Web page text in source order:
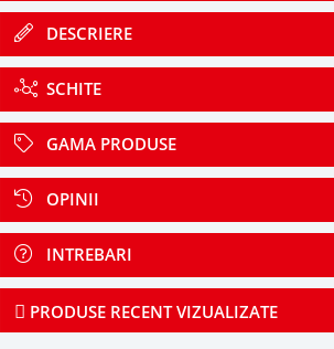
DESCRIERE
SCHITE
GAMA PRODUSE
OPINII
INTREBARI
PRODUSE RECENT VIZUALIZATE